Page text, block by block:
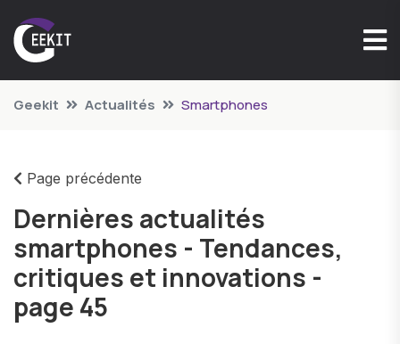
Geekit Actualités Smartphones
Page précédente
Dernières actualités
smartphones - Tendances,
critiques et innovations -
page 45